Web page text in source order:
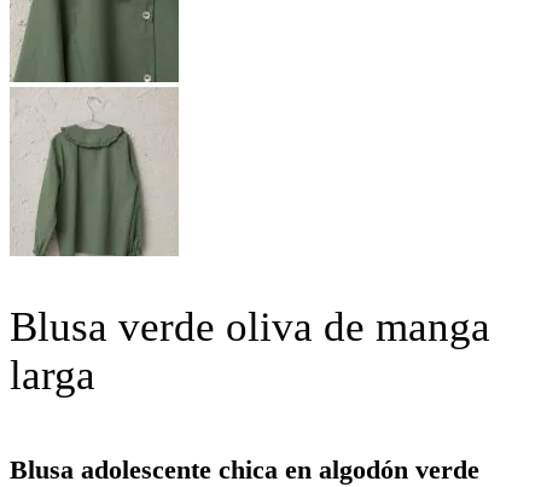
Blusa verde oliva de manga
larga
Blusa adolescente chica en algodón verde